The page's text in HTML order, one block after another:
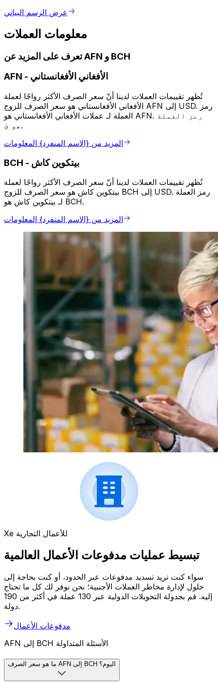
عرض الرسم البياني
معلومات العملات
تعرف على المزيد عن AFN و BCH
AFN - الأفغاني الأفغانستاني
تُظهر تقييمات العملات لدينا أنّ سعر الصرف الأكثر رواجًا لعملة
الأفغاني الأفغانستاني هو سعر الصرف للزوج AFN إلى USD. رمز
العملة لـ عملات الأفغاني الأفغانستاني هو AFN. رمز العملة
هو ؋.
المزيد من {الاسم المنفرد} المعلومات
BCH - بيتكوين كاش
تُظهر تقييمات العملات لدينا أنّ سعر الصرف الأكثر رواجًا لعملة
بيتكوين كاش هو سعر الصرف للزوج BCH إلى USD. رمز العملة
لـ بيتكوين كاش هو BCH.
المزيد من {الاسم المنفرد} المعلومات
Xe للأعمال التجارية
تبسيط عمليات مدفوعات الأعمال العالمية
سواء كنت تريد تسديد مدفوعات عبر الحدود، أو كنت بحاجة إلى
حلول لإدارة مخاطر العملات الأجنبية؛ نحن نوفر لك كل ما تحتاج
إليه. قم بجدولة التحويلات الدولية عبر 130 عملة في أكثر من 190
دولة.
مدفوعات الأعمال
AFN إلى BCH الأسئلة المتداولة
ما هو سعر الصرف AFN إلى BCH اليوم؟